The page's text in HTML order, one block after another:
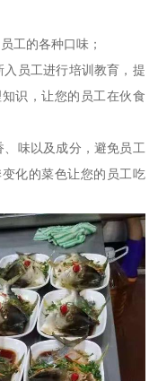
工的各种口味；
员工进行培训教育，提
识，让您的员工在伙食
味以及成分，避免员工
化的菜色让您的员工吃